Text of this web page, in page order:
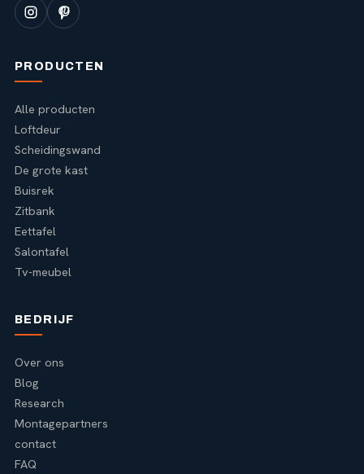
PRODUCTEN
Alle producten
Loftdeur
Scheidingswand
De grote kast
Buisrek
Zitbank
Eettafel
Salontafel
Tv-meubel
BEDRIJF
Over ons
Blog
Research
Montagepartners
contact
FAQ